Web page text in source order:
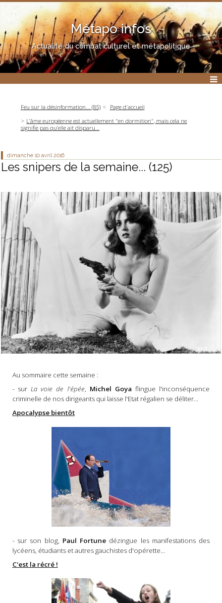
Métapo infos
Actualité du combat culturel et métapolitique
Feu sur la désinformation... (85)
Page d'accueil
L’âme européenne est actuellement "en dormition", mais cela ne
signifie pas qu’elle ait disparu...
dimanche 10 avril 2016
Les snipers de la semaine... (125)
Au sommaire cette semaine :
- surLa voie de l'épée, Michel Goya flingue l'inconséquence
criminelle de nos dirigeants qui laisse l'Etat régalien se déliter...
Apocalypse bientôt
- sur son blog, Paul Fortune dézingue les manifestations des
lycéens, étudiants et autres gauchistes d'opérette...
C'est la récré !